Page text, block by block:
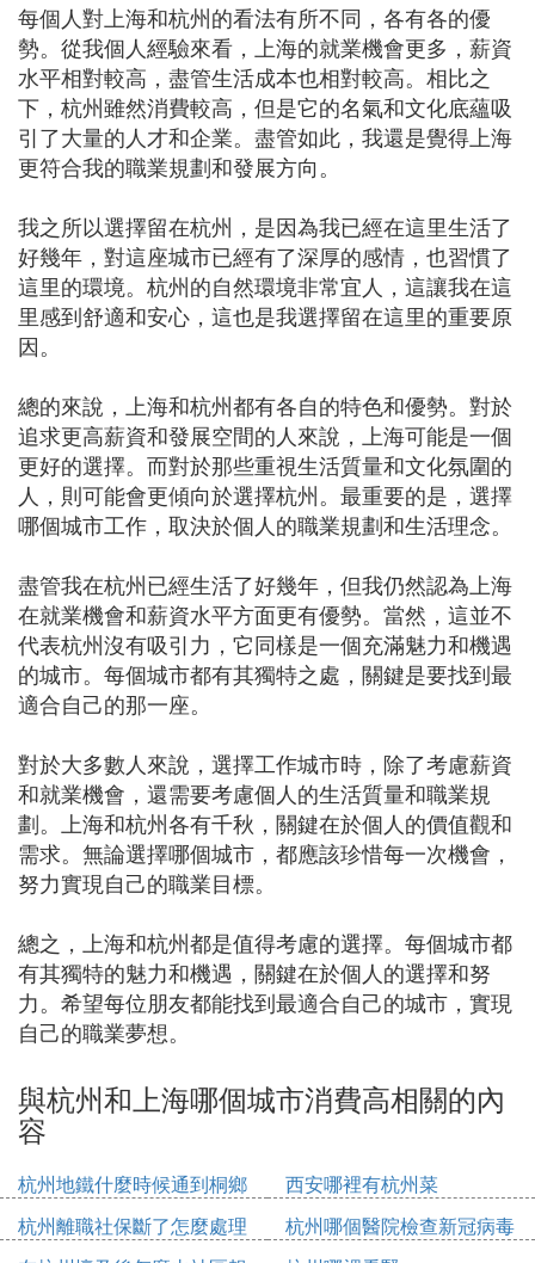
每個人對上海和杭州的看法有所不同，各有各的優
勢。從我個人經驗來看，上海的就業機會更多，薪資
水平相對較高，盡管生活成本也相對較高。相比之
下，杭州雖然消費較高，但是它的名氣和文化底蘊吸
引了大量的人才和企業。盡管如此，我還是覺得上海
更符合我的職業規劃和發展方向。
我之所以選擇留在杭州，是因為我已經在這里生活了
好幾年，對這座城市已經有了深厚的感情，也習慣了
這里的環境。杭州的自然環境非常宜人，這讓我在這
里感到舒適和安心，這也是我選擇留在這里的重要原
因。
總的來說，上海和杭州都有各自的特色和優勢。對於
追求更高薪資和發展空間的人來說，上海可能是一個
更好的選擇。而對於那些重視生活質量和文化氛圍的
人，則可能會更傾向於選擇杭州。最重要的是，選擇
哪個城市工作，取決於個人的職業規劃和生活理念。
盡管我在杭州已經生活了好幾年，但我仍然認為上海
在就業機會和薪資水平方面更有優勢。當然，這並不
代表杭州沒有吸引力，它同樣是一個充滿魅力和機遇
的城市。每個城市都有其獨特之處，關鍵是要找到最
適合自己的那一座。
對於大多數人來說，選擇工作城市時，除了考慮薪資
和就業機會，還需要考慮個人的生活質量和職業規
劃。上海和杭州各有千秋，關鍵在於個人的價值觀和
需求。無論選擇哪個城市，都應該珍惜每一次機會，
努力實現自己的職業目標。
總之，上海和杭州都是值得考慮的選擇。每個城市都
有其獨特的魅力和機遇，關鍵在於個人的選擇和努
力。希望每位朋友都能找到最適合自己的城市，實現
自己的職業夢想。
與杭州和上海哪個城市消費高相關的內
容
杭州地鐵什麼時候通到桐鄉
西安哪裡有杭州菜
杭州離職社保斷了怎麼處理
杭州哪個醫院檢查新冠病毒